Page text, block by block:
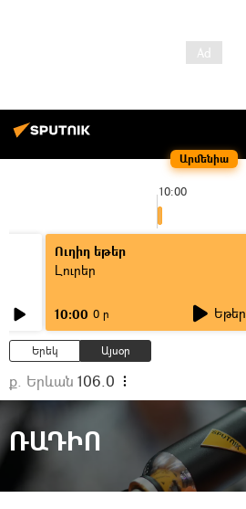
Արմենիա
10:00
Ուղիղ եթեր
Լուրեր
10:00 0 ր Եթեր
Երեկ Այսօր
ք. Երևան 106.0
ՌԱԴԻՈ